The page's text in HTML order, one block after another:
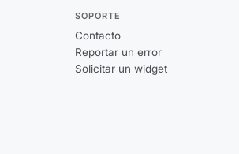
SOPORTE
Contacto
Reportar un error
Solicitar un widget